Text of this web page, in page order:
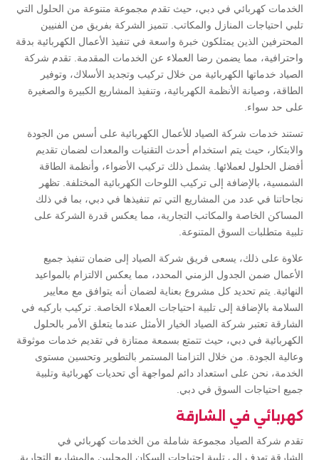
الخدمات كهربائي في دبي، حيث تقدم مجموعة متنوعة من الحلول التي
تلبي احتياجات المنازل والمكاتب. تتميز الشركة بفريق من الفنيين
المحترفين الذين يمتلكون خبرة واسعة في تنفيذ الأعمال الكهربائية بدقة
واحترافية، مما يضمن رضا العملاء عن الخدمات المقدمة. تقدم شركة
الصياد خدماتها الكهربائية من خلال تركيب وتجديد الأسلاك، وتوفير
الطاقة، وصيانة الأنظمة الكهربائية، وتنفيذ المشاريع الكبيرة والصغيرة
على حد سواء.
تستند خدمات شركة الصياد للأعمال الكهربائية على أسس من الجودة
والابتكار، حيث يتم استخدام أحدث التقنيات والمعدات لضمان تقديم
أفضل الحلول لعملائها. يشمل ذلك تركيب الأضواء، وأنظمة الطاقة
الشمسية، بالإضافة إلى تركيب اللوحات الكهربائية المختلفة. تظهر
نجاحاتنا في عدد من المشاريع التي تم تنفيذها في دبي، بما في ذلك
المساكن الخاصة والمكاتب التجارية، مما يعكس قدرة الشركة على
تلبية متطلبات السوق المتنوعة.
علاوة على ذلك، يسعى فريق شركة الصياد إلى ضمان تنفيذ جميع
الأعمال ضمن الجدول الزمني المحدد، مما يعكس الالتزام بالمواعيد
النهائية. يتم تحديد كل مشروع بعناية لضمان أنه يتوافق مع معايير
السلامة بالإضافة إلى تلبية احتياجات العملاء الخاصة. تركيب باركيه في
الشارقة تعتبر شركة الصياد الخيار الأمثل عندما يتعلق الأمر بالحلول
الكهربائية في دبي، حيث تتمتع بسمعة ممتازة في تقديم خدمات موثوقة
وعالية الجودة. من خلال التزامنا المستمر بالتطوير وتحسين مستوى
الخدمة، نحن على استعداد دائم لمواجهة أي تحديات كهربائية وتلبية
جميع احتياجات السوق في دبي.
كهربائي في الشارقة
تقدم شركة الصياد مجموعة شاملة من الخدمات كهربائي في
الشارقة تهدف إلى تلبية احتياجات السكان المحليين والمشاريع التجارية.